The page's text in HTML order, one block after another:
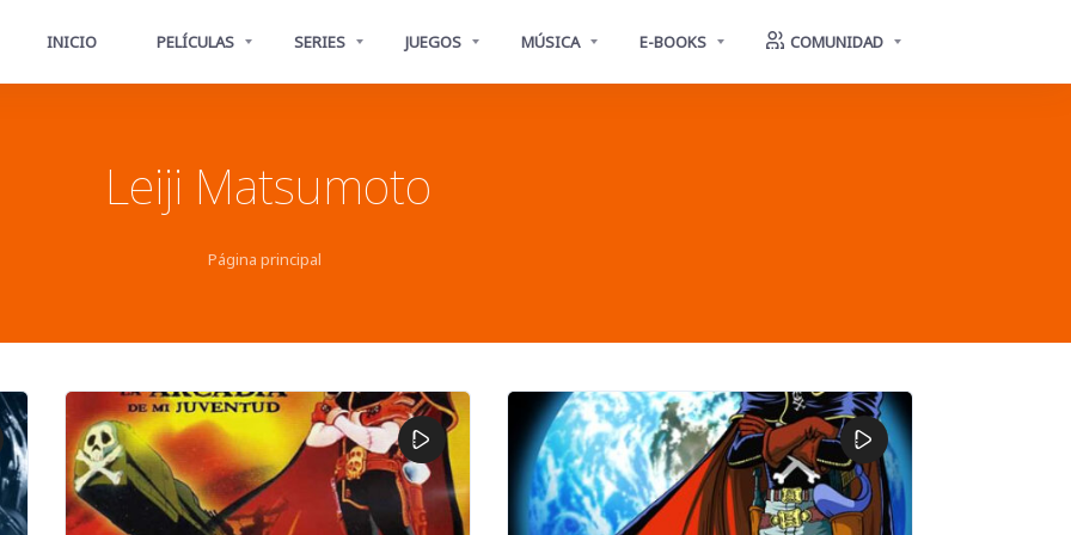
INICIO PELÍCULAS SERIES JUEGOS MÚSICA E-BOOKS COMUNIDAD
Leiji Matsumoto
Página principal